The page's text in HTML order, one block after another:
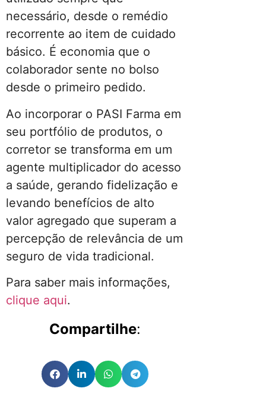
necessário, desde o remédio
recorrente ao item de cuidado
básico. É economia que o
colaborador sente no bolso
desde o primeiro pedido.
Ao incorporar o PASI Farma em
seu portfólio de produtos, o
corretor se transforma em um
agente multiplicador do acesso
a saúde, gerando fidelização e
levando benefícios de alto
valor agregado que superam a
percepção de relevância de um
seguro de vida tradicional.
Para saber mais informações,
clique aqui.
Compartilhe: